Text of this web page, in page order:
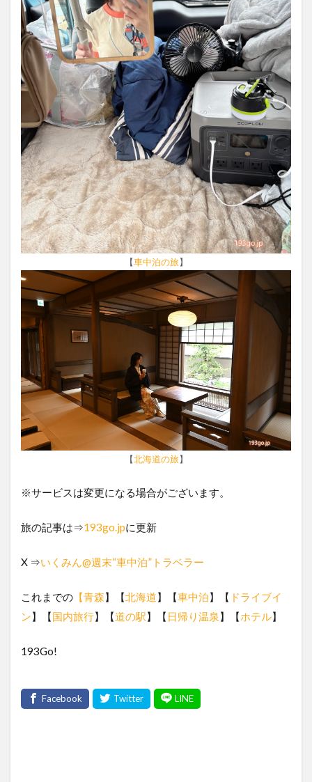
【車中泊の旅】
【北海道の旅】
※サービスは変更になる場合がございます。
旅の記事は⇒193go.jpに更新
X ⇒いくみん@週末“車中泊”トラベラー
これまでの 【青森】【北海道】【車中泊】【 ドライブイ
ン】【国内旅行】【道の駅】【 日帰り温泉 】【ホテル】
193Go!